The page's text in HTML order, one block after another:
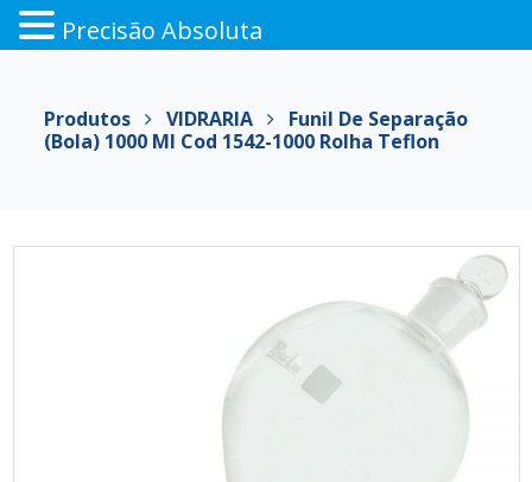
conteúdo
Produtos VIDRARIA
Funil De Separação
(bola) 1000 Ml Cod 1542-1000 Rolha Teflon
Precisão Absoluta